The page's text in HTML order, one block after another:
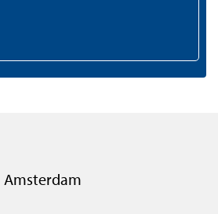
Amsterdam